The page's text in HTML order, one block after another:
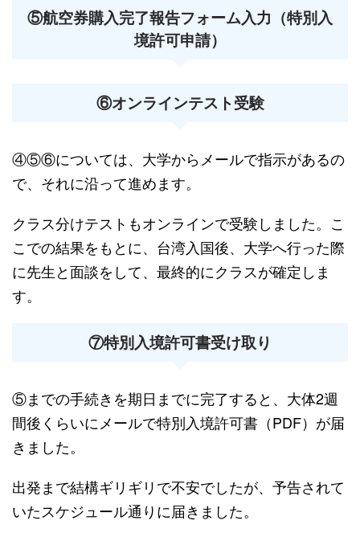
⑤航空券購入完了報告フォーム入力（特別入
境許可申請）
⑥オンラインテスト受験
④⑤⑥については、大学からメールで指示があるの
で、それに沿って進めます。
クラス分けテストもオンラインで受験しました。こ
こでの結果をもとに、台湾入国後、大学へ行った際
に先生と面談をして、最終的にクラスが確定しま
す。
⑦特別入境許可書受け取り
⑤までの手続きを期日までに完了すると、大体2週
間後くらいにメールで特別入境許可書（PDF）が届
きました。
出発まで結構ギリギリで不安でしたが、予告されて
いたスケジュール通りに届きました。